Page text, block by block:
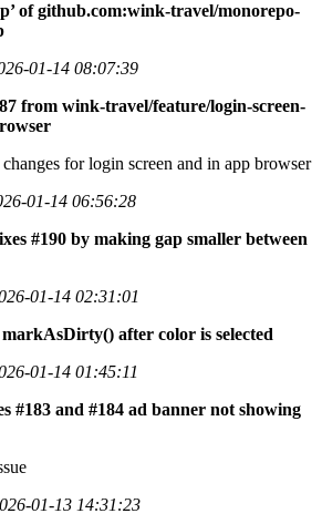
of github.com:wink-travel/monorepo-
01-14 08:07:39
from wink-travel/feature/login-screen-
for login screen and in app browser
01-14 06:56:28
#190 by making gap smaller between
01-14 02:31:01
after color is selected
01-14 01:45:11
#183 and #184 ad banner not showing
01-13 14:31:23